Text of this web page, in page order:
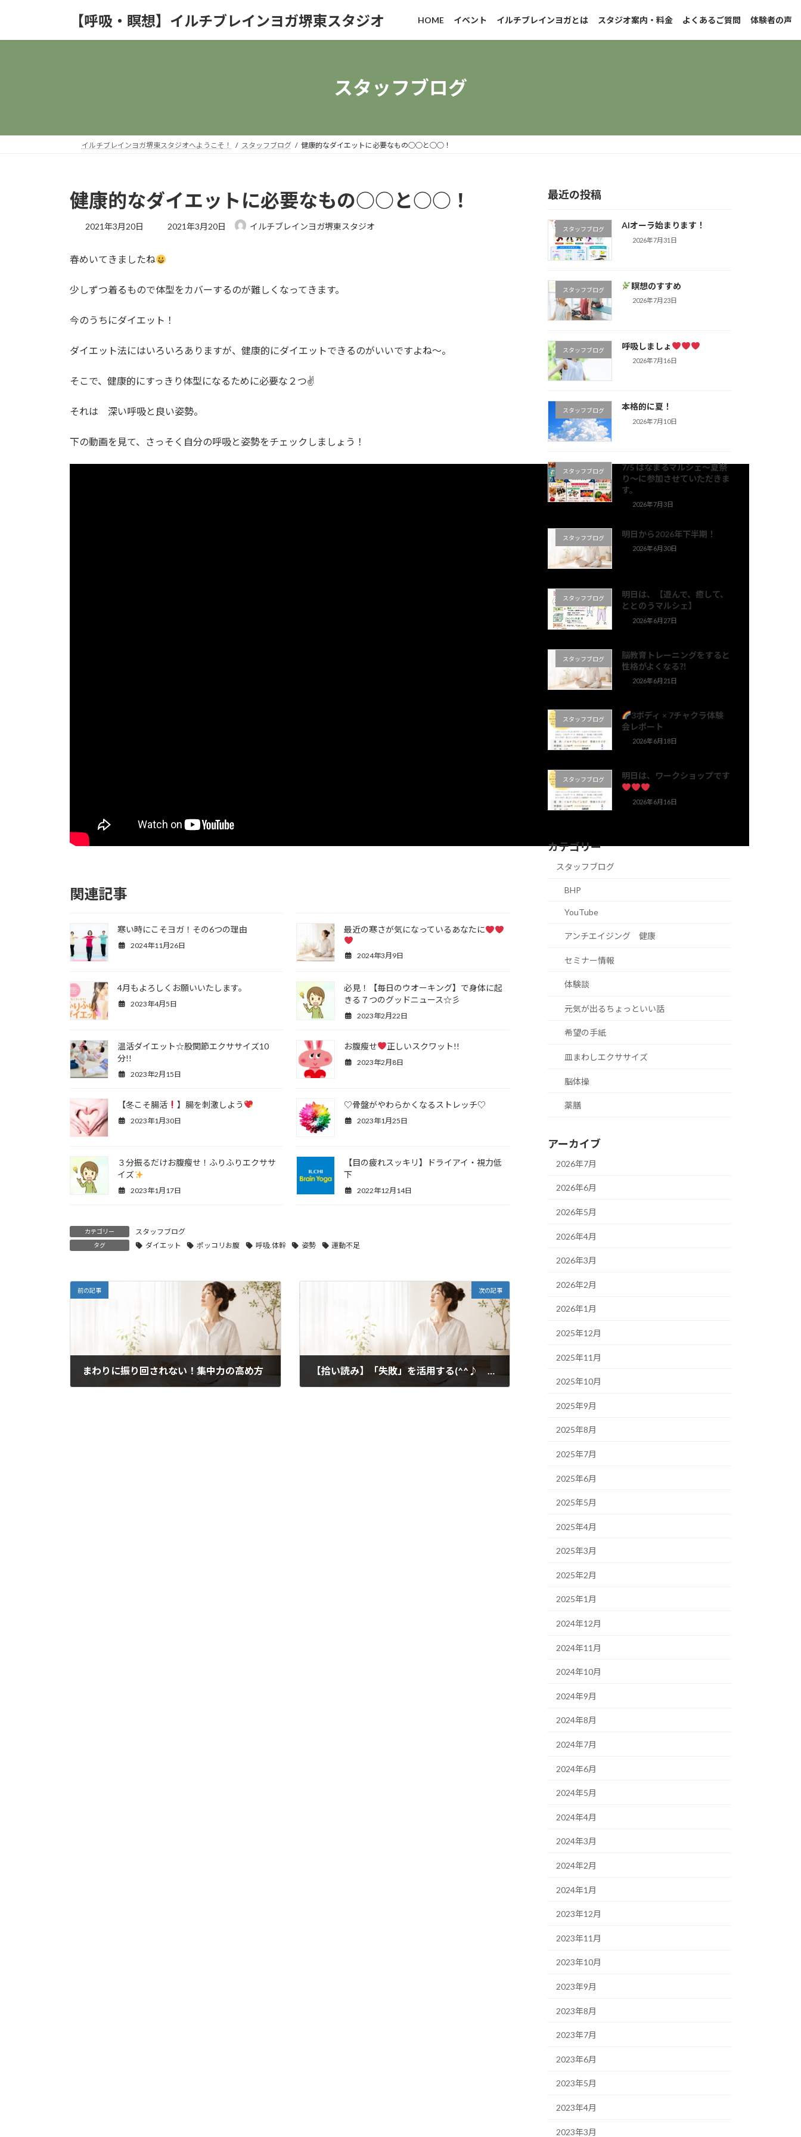
プ
動
【呼吸・瞑想】イルチブレインヨガ堺東スタジオ HOME イベント イルチブレインヨガとは スタジオ案内・料金 よくあるご質問 体験者の声
スタッフブログ
イルチブレインヨガ堺東スタジオへようこそ！ スタッフブログ 健康的なダイエットに必要なもの○○と○○！
健康的なダイエットに必要なもの○○と○○！
2021年3月20日
最
時
:
2021年3月20日 イルチブレインヨガ堺東スタジオ
春めいてきましたね
少しずつ着るもので体型をカバーするのが難しくなってきます。
今のうちにダイエット！
ダイエット法にはいろいろありますが、健康的にダイエットできるのがいいですよね～。
そこで、健康的にすっきり体型になるために必要な２つ✌
それは 深い呼吸と良い姿勢。
下の動画を見て、さっそく自分の呼吸と姿勢をチェックしましょう！
関連記事
寒い時にこそヨガ！その6つの理由
2024年11月26日
最近の寒さが気になっているあなたに
2024年3月9日
4月もよろしくお願いいたします。
2023年4月5日
必見！【毎日のウオーキング】で身体に起
きる７つのグッドニュース☆彡
2023年2月22日
温活ダイエット☆股関節エクササイズ10
分!!
2023年2月15日
お腹瘦せ 正しいスクワット!!
2023年2月8日
【冬こそ腸活 】腸を刺激しよう
2023年1月30日
♡骨盤がやわらかくなるストレッチ♡
2023年1月25日
３分振るだけお腹瘦せ！ふりふりエクササ
イズ
2023年1月17日
【目の疲れスッキリ】ドライアイ・視力低
下
2022年12月14日
カテゴリー スタッフブログ
タグ ダイエット ポッコリお腹 呼吸.体幹 姿勢 運動不足
前の記事
まわりに振り回されない！集中力の高め方
次の記事
【拾い読み】「失敗」を活用する(^^♪ TECA
最近の投稿
スタッフブログ AIオーラ始まります！
2026年7月31日
スタッフブログ 瞑想のすすめ
2026年7月23日
スタッフブログ 呼吸しましょ
2026年7月16日
スタッフブログ 本格的に夏！
2026年7月10日
スタッフブログ
7/5 はなまるマルシェ～夏祭
り～に参加させていただきま
す。
2026年7月3日
スタッフブログ 明日から2026年下半期！
2026年6月30日
スタッフブログ
明日は、【遊んで、癒して、
ととのうマルシェ】
2026年6月27日
スタッフブログ
脳教育トレーニングをすると
性格がよくなる⁈
2026年6月21日
スタッフブログ
3ボディ × 7チャクラ体験
会レポート
2026年6月18日
スタッフブログ 明日は、ワークショップです
2026年6月16日
カテゴリー
スタッフブログ
BHP
YouTube
アンチエイジング 健康
セミナー情報
体験談
元気が出るちょっといい話
希望の手紙
皿まわしエクササイズ
脳体操
薬膳
アーカイブ
2026年7月
2026年6月
2026年5月
2026年4月
2026年3月
2026年2月
2026年1月
2025年12月
2025年11月
2025年10月
2025年9月
2025年8月
2025年7月
2025年6月
2025年5月
2025年4月
2025年3月
2025年2月
2025年1月
2024年12月
2024年11月
2024年10月
2024年9月
2024年8月
2024年7月
2024年6月
2024年5月
2024年4月
2024年3月
2024年2月
2024年1月
2023年12月
2023年11月
2023年10月
2023年9月
2023年8月
2023年7月
2023年6月
2023年5月
2023年4月
2023年3月